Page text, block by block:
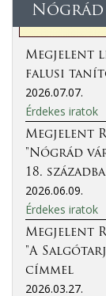
Nógrád
Megjelent
falusi
2026.07.07.
Érdekes iratok
Megjelent
"Nógrád
18.
2026.06.09.
Érdekes iratok
Megjelent
"A
címmel
2026.03.27.